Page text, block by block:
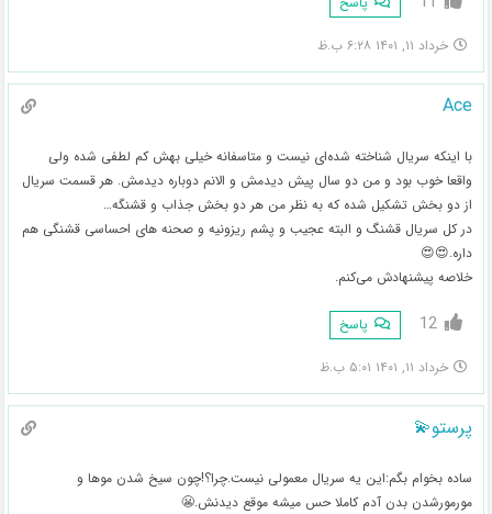
خرداد ۱۱, ۱۴۰۱ ۶:۲۸ ب.ظ
Ace
با اینکه سریال شناخته شده‌ای نیست و متاسفانه خیلی بهش کم لطفی شده ولی
واقعا خوب بود و من دو سال پیش دیدمش و الانم دوباره دیدمش. هر قسمت سریال
از دو بخش تشکیل شده که به نظر من هر دو بخش جذاب و قشنگه…
در کل سریال قشنگ و البته عجیب و پشم ریزونیه و صحنه های احساسی قشنگی هم
داره.😍😍
خلاصه پیشنهادش می‌کنم.
12 پاسخ
خرداد ۱۱, ۱۴۰۱ ۵:۰۱ ب.ظ
پرستو💫
ساده بخوام بگم:این یه سریال معمولی نیست.چرا؟!چون سیخ شدن موها و
مورمورشدن بدن آدم کاملا حس میشه موقع دیدنش.😬